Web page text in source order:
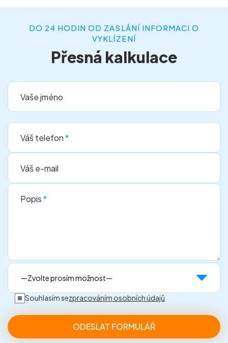
DO 24 HODIN OD ZASLÁNÍ INFORMACI O
VYKLÍZENÍ
Přesná kalkulace
Vaše jméno
Váš telefon*
Váš e-mail
Popis*
Souhlasím sezpracováním osobních údajů